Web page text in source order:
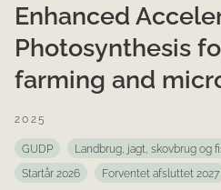
Enhanced
Photosynthesis
farming and
2025
GUDP Landbrug, jagt, skovbrug og
Startår 2026
Forventet afsluttet 2027